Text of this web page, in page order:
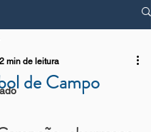
de Campo
2 min de leitura